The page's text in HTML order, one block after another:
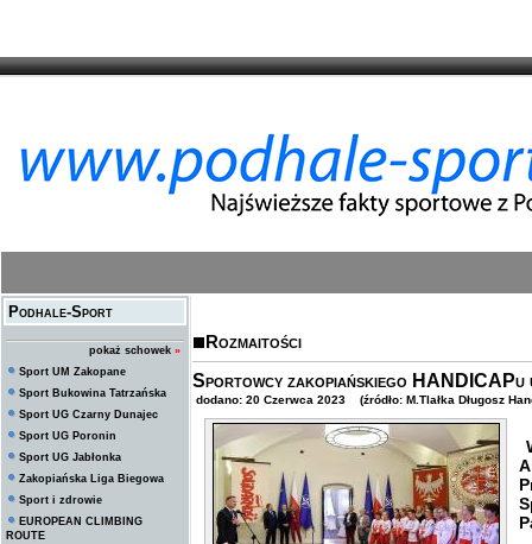
Podhale-Sport
pokaż schowek »
Sport UM Zakopane
Sport Bukowina Tatrzańska
Sport UG Czarny Dunajec
Sport UG Poronin
Sport UG Jabłonka
Zakopiańska Liga Biegowa
Sport i zdrowie
EUROPEAN CLIMBING
ROUTE
Rozmaitości
Sportowcy zakopiańskiego HANDICAPu
dodano: 20 Czerwca 2023 (źródło: M.Tlałka Długosz